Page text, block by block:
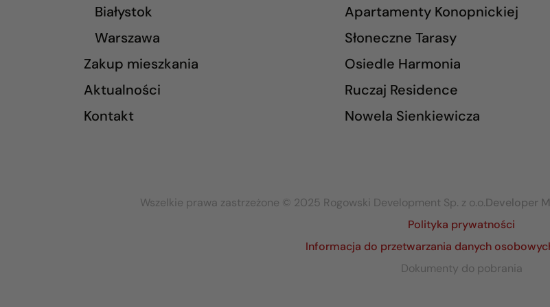
Białystok
Warszawa
Zakup mieszkania
Aktualności
Kontakt
Apartamenty Konopnickiej
Słoneczne Tarasy
Osiedle Harmonia
Ruczaj Residence
Nowela Sienkiewicza
Wszelkie prawa zastrzeżone © 2025 Rogowski Development Sp. z o.o.Developer
Polityka prywatności
Informacja do przetwarzania danych
Dokumenty do pobrania